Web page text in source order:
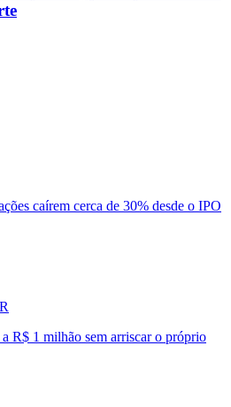
caírem cerca de 30% desde o IPO
R$ 1 milhão sem arriscar o próprio